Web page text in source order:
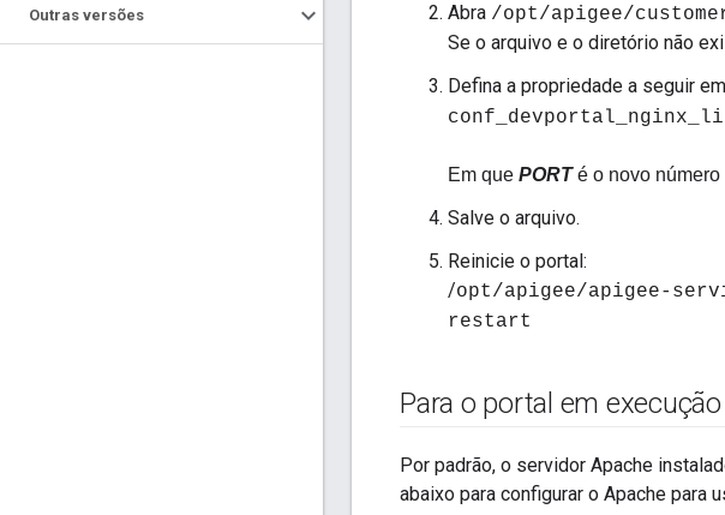
Outras versões
Abra /opt/apigee/
Se o arquivo e o diretório não
Defina a propriedade a seguir em
Em que PORTé o novo número
Salve o arquivo.
Reinicie o portal:
/opt/apigee/apigee-
restart
Para o portal em
Por padrão, o servidor Apache
abaixo para configurar o Apache para